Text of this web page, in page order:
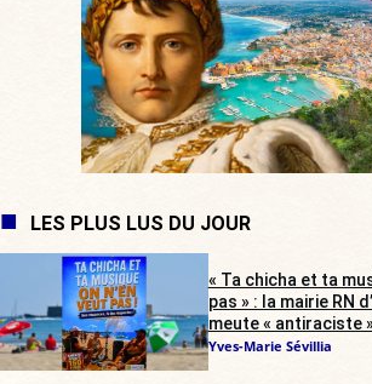
LES PLUS LUS DU JOUR
« Ta chicha et ta
pas » : la mairie RN
meute « antiraciste
Yves-Marie Sévillia